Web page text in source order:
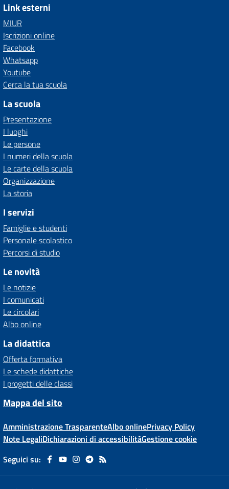
Link esterni
MIUR
Iscrizioni online
Facebook
Whatsapp
Youtube
Cerca la tua scuola
La scuola
Presentazione
I luoghi
Le persone
I numeri della scuola
Le carte della scuola
Organizzazione
La storia
I servizi
Famiglie e studenti
Personale scolastico
Percorsi di studio
Le novità
Le notizie
I comunicati
Le circolari
Albo online
La didattica
Offerta formativa
Le schede didattiche
I progetti delle classi
Mappa del sito
Amministrazione TrasparenteAlbo onlinePrivacy Policy
Note LegaliDichiarazioni di accessibilitàGestione cookie
Seguici su: